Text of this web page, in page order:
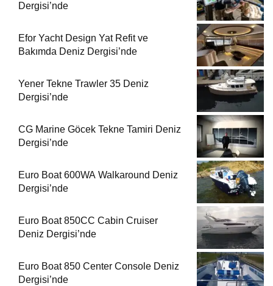
Dergisi’nde
Efor Yacht Design Yat Refit ve
Bakımda Deniz Dergisi’nde
Yener Tekne Trawler 35 Deniz
Dergisi’nde
CG Marine Göcek Tekne Tamiri Deniz
Dergisi’nde
Euro Boat 600WA Walkaround Deniz
Dergisi’nde
Euro Boat 850CC Cabin Cruiser
Deniz Dergisi’nde
Euro Boat 850 Center Console Deniz
Dergisi’nde